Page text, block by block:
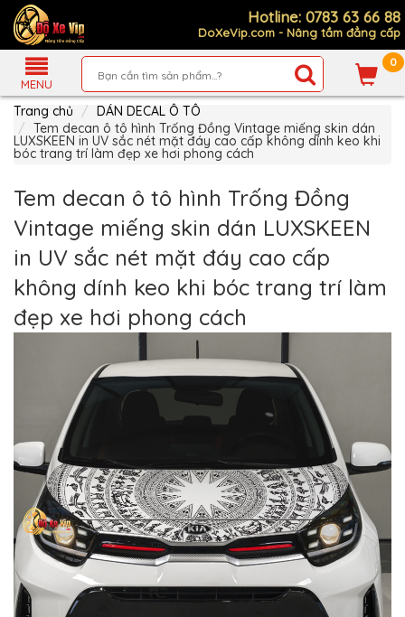
Hotline: 0783 63 66 88
DoXeVip.com - Nâng tầm đẳng cấp
MENU
0
Giới
Thiệu
Sản
Phẩm
Hướng
Hàng
Chính
Sách
Thanh
Xe
Mới
NHIỀU
NHẤT
KIA
TOYOTA
HONDA
MAZDA
SUBARU
Trang chủ
DÁN DECAL Ô TÔ
Tem decan ô tô hình Trống Đồng Vintage miếng skin dán
LUXSKEEN in UV sắc nét mặt đáy cao cấp không dính keo khi
bóc trang trí làm đẹp xe hơi phong cách
Tem decan ô tô hình Trống Đồng
Vintage miếng skin dán LUXSKEEN
in UV sắc nét mặt đáy cao cấp
không dính keo khi bóc trang trí làm
đẹp xe hơi phong cách